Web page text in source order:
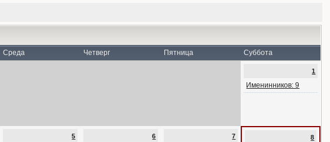
Среда Четверг Пятница Суббота
1
Именинников: 9
5 6 7 8